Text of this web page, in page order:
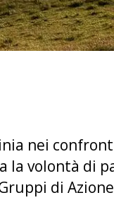
nei
la volontà di
di